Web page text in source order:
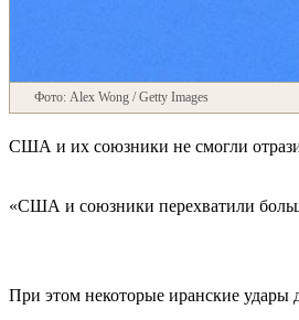
Фото: Alex Wong / Getty Images
США и их союзники не смогли
«США и союзники перехватили
При этом некоторые иранские удары